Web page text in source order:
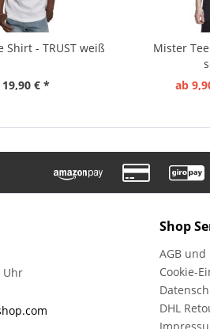
Shirt - TRUST weiß
19,90 € *
Mister
ab
Uhr
Shop
AGB
Cookie-
DHL